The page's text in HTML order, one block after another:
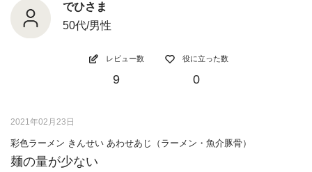
でひさま
50代/男性
レビュー数
9
役に立った数
0
2021年02月23日
彩色ラーメン きんせい あわせあじ（ラーメン・魚介豚骨）
麺の量が少ない